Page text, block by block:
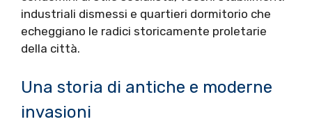
industriali dismessi e quartieri dormitorio che
echeggiano le radici storicamente proletarie
della città.
Una storia di antiche e moderne
invasioni